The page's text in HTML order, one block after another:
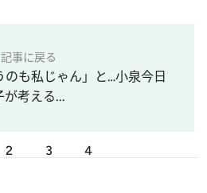
記事に戻る
のも私じゃん」と…小泉今日
が考える...
2 3 4